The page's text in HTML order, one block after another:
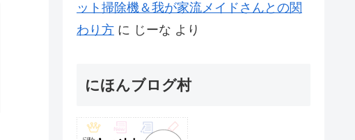
ット掃除機＆我が家流メイドさんとの関
わり方 に じーな より
にほんブログ村